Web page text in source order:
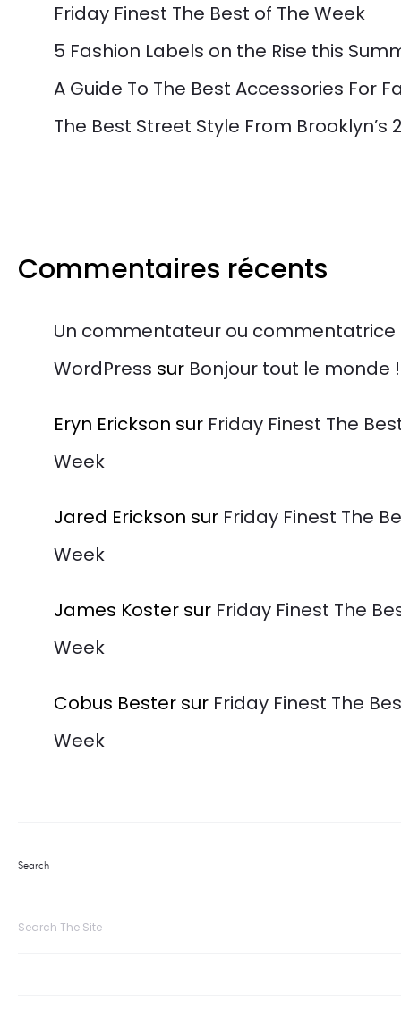
Friday Finest The Best of The Week
5 Fashion Labels on the Rise this
A Guide To The Best Accessories For
The Best Street Style From Brooklyn’s
Commentaires récents
Un commentateur ou commentatrice
WordPress sur Bonjour tout le monde !
Eryn Erickson sur Friday Finest The
Week
Jared Erickson sur Friday Finest The
Week
James Koster sur Friday Finest The
Week
Cobus Bester sur Friday Finest The
Week
Search